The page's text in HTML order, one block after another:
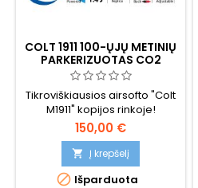
COLT 1911 100-ŲJŲ METINIŲ
PARKERIZUOTAS CO2
AIRSOFT
Tikroviškiausios airsofto "Colt
M1911" kopijos rinkoje!
Cybergun 180532.
150,00 €
 Į krepšelį
 Išparduota